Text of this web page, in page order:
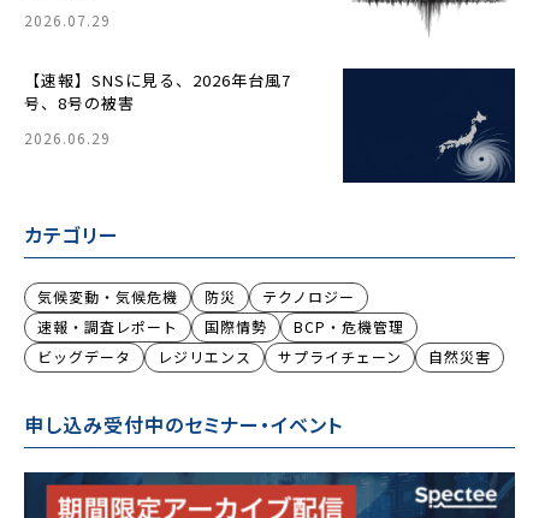
2026.07.29
【速報】SNSに見る、2026年台風7
号、8号の被害
2026.06.29
カテゴリー
気候変動・気候危機 防災
テクノロジー
速報・調査レポート
国際情勢
BCP・危機管理
ビッグデータ
レジリエンス サプライチェーン 自然災害
申し込み受付中のセミナー・イベント